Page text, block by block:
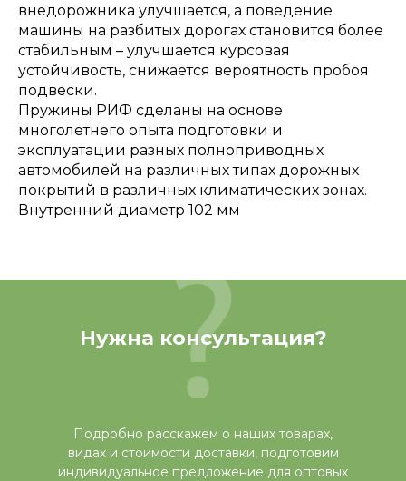
внедорожника улучшается, а поведение
машины на разбитых дорогах становится более
стабильным – улучшается курсовая
устойчивость, снижается вероятность пробоя
подвески.
Пружины РИФ сделаны на основе
многолетнего опыта подготовки и
эксплуатации разных полноприводных
автомобилей на различных типах дорожных
покрытий в различных климатических зонах.
Внутренний диаметр 102 мм
Нужна консультация?
Подробно расскажем о наших товарах,
видах и стоимости доставки, подготовим
индивидуальное предложение для оптовых